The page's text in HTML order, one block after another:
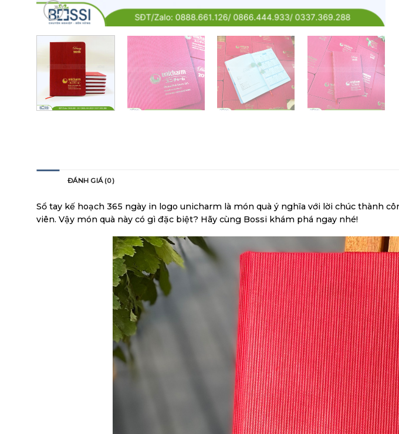
ĐÁNH GIÁ (0)
Sổ tay kế hoạch 365 ngày in logo unicharm là món quà ý nghĩa với lời chúc thành
viên. Vậy món quà này có gì đặc biệt? Hãy cùng Bossi khám phá ngay nhé!